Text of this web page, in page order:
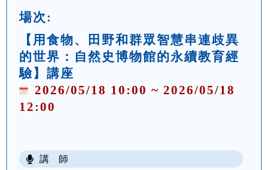
場次:
【用食物、田野和群眾智慧串連歧異
的世界：自然史博物館的永續教育經
驗】講座
2026/05/18 10:00 ~ 2026/05/18
12:00
講 師